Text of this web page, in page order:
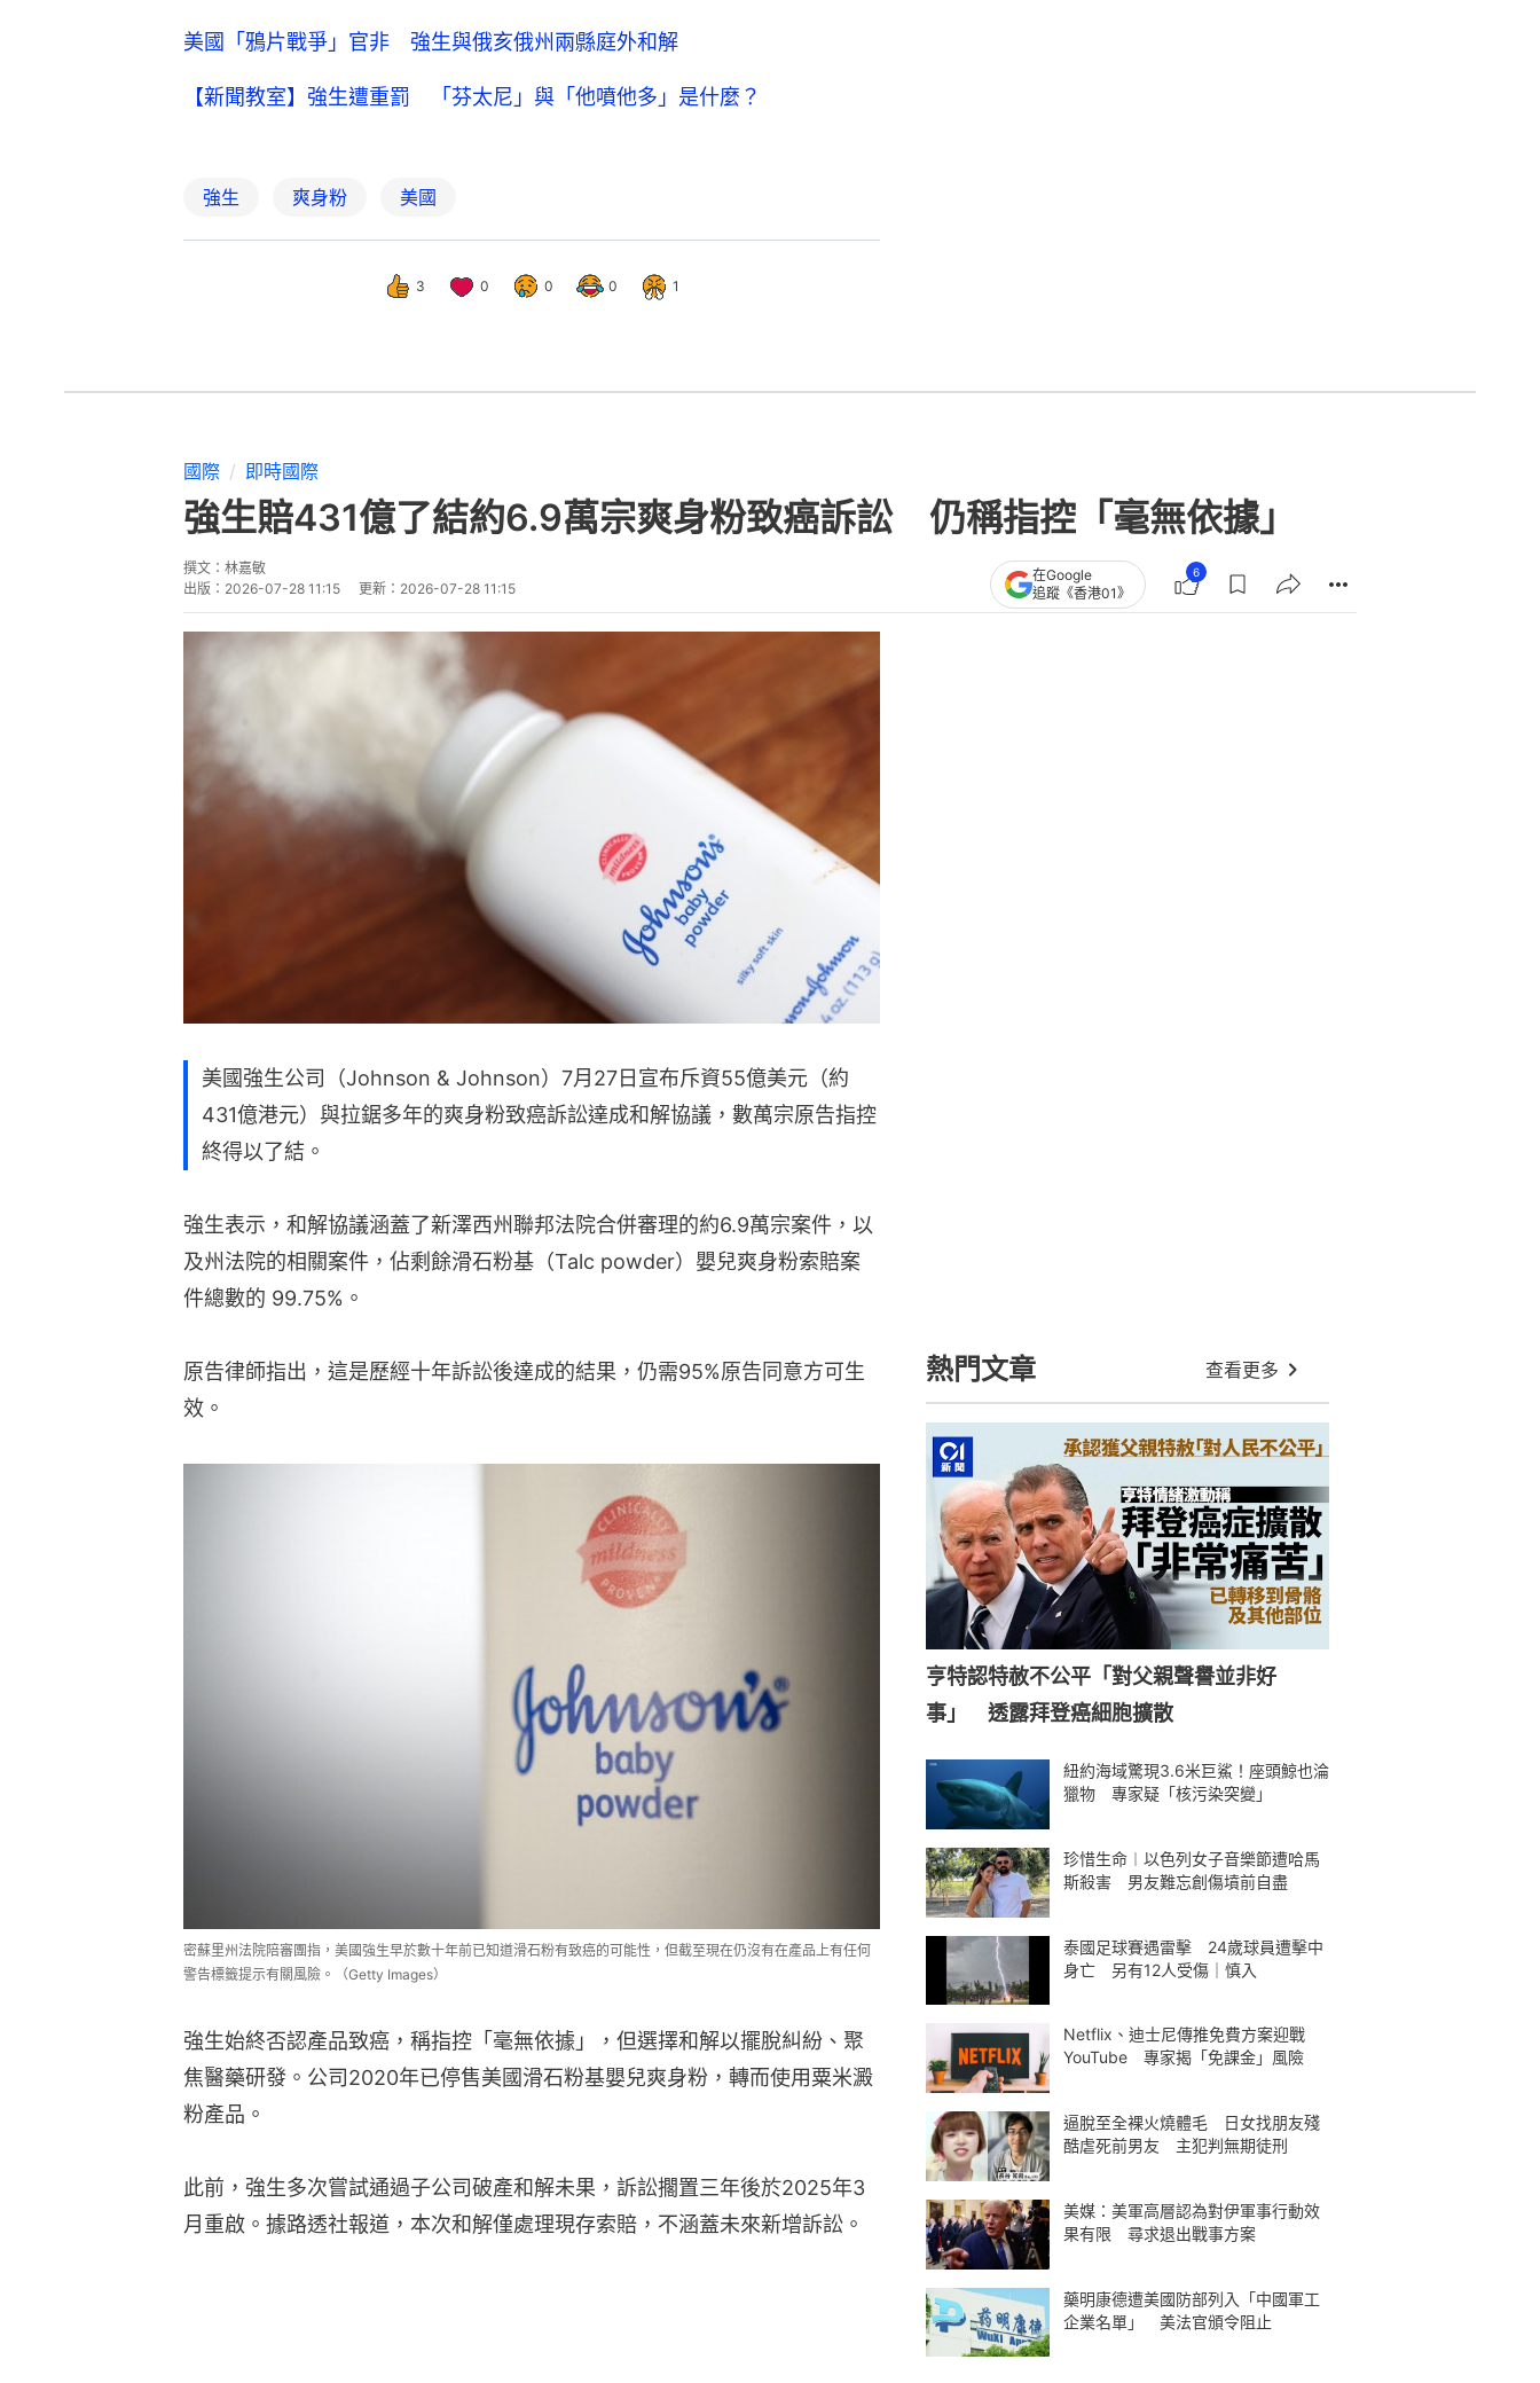
美國「鴉片戰爭」官非 強生與俄亥俄州兩縣庭外和解
【新聞教室】強生遭重罰 「芬太尼」與「他噴他多」是什麼？
強生 爽身粉 美國
3 0 0 0 1
國際 即時國際
強生賠431億了結約6.9萬宗爽身粉致癌訴訟 仍稱指控「毫無依據」
撰文： 林嘉敏
出版： 2026-07-28 11:15 更新： 2026-07-28 11:15
在Google
追蹤《香港01》
6
美國強生公司（Johnson & Johnson）7月27日宣布斥資55億美元（約
431億港元）與拉鋸多年的爽身粉致癌訴訟達成和解協議，數萬宗原告指控
終得以了結。
強生表示，和解協議涵蓋了新澤西州聯邦法院合併審理的約6.9萬宗案件，以
及州法院的相關案件，佔剩餘滑石粉基（Talc powder）嬰兒爽身粉索賠案
件總數的 99.75%。
原告律師指出，這是歷經十年訴訟後達成的結果，仍需95%原告同意方可生
效。
密蘇里州法院陪審團指，美國強生早於數十年前已知道滑石粉有致癌的可能性，但截至現在仍沒有在產品上有任何
警告標籤提示有關風險。（Getty Images）
強生始終否認產品致癌，稱指控「毫無依據」，但選擇和解以擺脫糾紛、聚
焦醫藥研發。公司2020年已停售美國滑石粉基嬰兒爽身粉，轉而使用粟米澱
粉產品。
此前，強生多次嘗試通過子公司破產和解未果，訴訟擱置三年後於2025年3
月重啟。據路透社報道，本次和解僅處理現存索賠，不涵蓋未來新增訴訟。
熱門文章 查看更多
亨特認特赦不公平「對父親聲譽並非好
事」 透露拜登癌細胞擴散
紐約海域驚現3.6米巨鯊！座頭鯨也淪
獵物 專家疑「核污染突變」
珍惜生命︱以色列女子音樂節遭哈馬
斯殺害 男友難忘創傷墳前自盡
泰國足球賽遇雷擊 24歲球員遭擊中
身亡 另有12人受傷｜慎入
Netflix、迪士尼傳推免費方案迎戰
YouTube 專家揭「免課金」風險
逼脫至全裸火燒體毛 日女找朋友殘
酷虐死前男友 主犯判無期徒刑
美媒：美軍高層認為對伊軍事行動效
果有限 尋求退出戰事方案
藥明康德遭美國防部列入「中國軍工
企業名單」 美法官頒令阻止